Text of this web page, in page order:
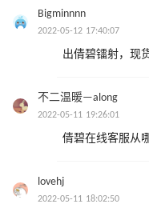
Bigminnnn
2022-05-12 17:40:07
出倩碧镭射，现
不二温暖—along
2022-05-11 19:26:01
倩碧在线客服从
lovehj
2022-05-11 18:02:50